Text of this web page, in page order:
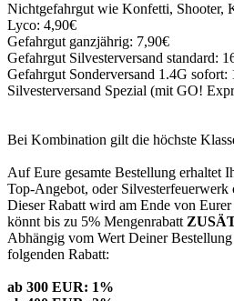
Nichtgefahrgut wie Konfetti, Shooter,
Lyco: 4,90€
Gefahrgut ganzjährig: 7,90€
Gefahrgut Silvesterversand standard:
Gefahrgut Sonderversand 1.4G sofort:
Silvesterversand Spezial (mit GO!
Bei Kombination gilt die höchste
Auf Eure gesamte Bestellung erhaltet
Top-Angebot, oder Silvesterfeuerwerk
Dieser Rabatt wird am Ende von
könnt bis zu 5% Mengenrabatt
Abhängig vom Wert Deiner
folgenden Rabatt:
ab 300 EUR: 1%